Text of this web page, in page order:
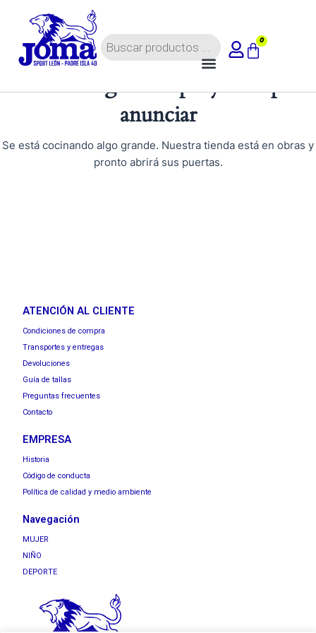
contenido
Búsqueda
de
Menú
0
Tenemos grandes proyectos por
anunciar
Se está cocinando algo grande. Nuestra tienda está en obras y
pronto abrirá sus puertas.
ATENCIÓN AL CLIENTE
Condiciones de compra
Transportes y entregas
Devoluciones
Guía de tallas
Preguntas frecuentes
Contacto
EMPRESA
Historia
Código de conducta
Política de calidad y medio ambiente
Navegación
MUJER
NIÑO
DEPORTE